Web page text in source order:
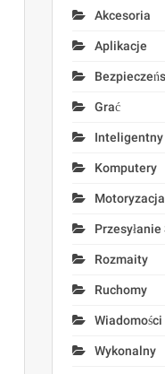
Akcesoria
Aplikacje
Grać
Inteligentny
Komputery
Rozmaity
Ruchomy
Wiadomości
Wykonalny